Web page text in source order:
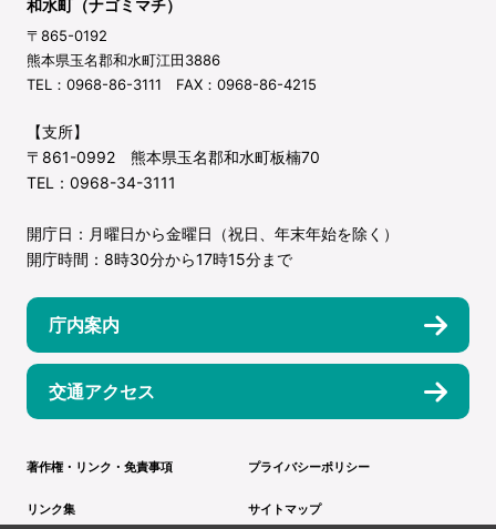
和水町（ナゴミマチ）
〒865-0192
熊本県玉名郡和水町江田3886
TEL：0968-86-3111 FAX：0968-86-4215
【支所】
〒861-0992 熊本県玉名郡和水町板楠70
TEL：0968-34-3111
開庁日：月曜日から金曜日（祝日、年末年始を除く）
開庁時間：8時30分から17時15分まで
庁内案内
交通アクセス
著作権・リンク・免責事項 プライバシーポリシー
リンク集 サイトマップ